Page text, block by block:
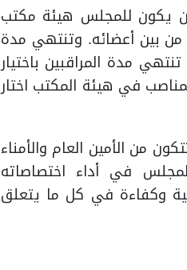
(84) من الدستور تقضي بأن يكون للمجلس هيئة مكتب
من بين أعضائه. وتنتهي مدة
مدة المراقبين باختيار
في هيئة المكتب اختار
تتكون من الأمين العام والأمناء
في أداء اختصاصاته
وكفاءة في كل ما يتعلق